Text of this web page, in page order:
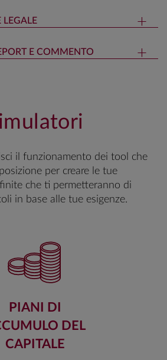
E COMMENTO
il funzionamento dei tool che
per creare le tue
che ti permetteranno di
in base alle tue esigenze.
PIANI DI
DEL
CAPITALE